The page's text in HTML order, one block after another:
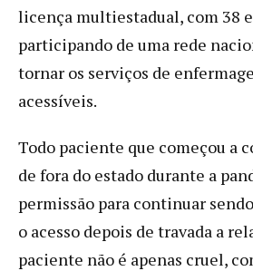
licença multiestadual, com 38
participando de uma rede
tornar os serviços de
acessíveis.
Todo paciente que começou a
de fora do estado durante a
permissão para continuar
o acesso depois de travada a
paciente não é apenas cruel,